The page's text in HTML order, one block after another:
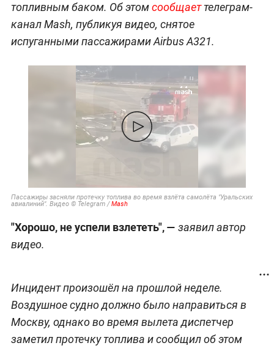
топливным баком. Об этомсообщаеттелеграм-
канал Mash, публикуя видео, снятое
испуганными пассажирами Airbus A321.
Пассажиры засняли протечку топлива во время взлёта самолёта "Уральских
авиалиний". Видео © Telegram /Mash
"Хорошо, не успели взлететь", — заявил автор
видео.
Инцидент произошёл на прошлой неделе.
Воздушное судно должно было направиться в
Москву, однако во время вылета диспетчер
заметил протечку топлива и сообщил об этом